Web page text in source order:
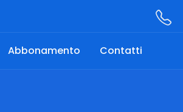
Abbonamento Contatti